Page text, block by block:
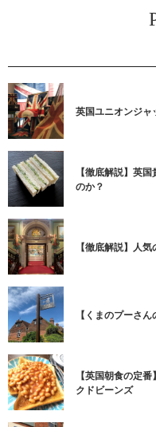
英国ユニオンジャ
【徹底解説】英
のか？
【徹底解説】人
【くまのプーさ
【英国朝食の定
クドビーンズ